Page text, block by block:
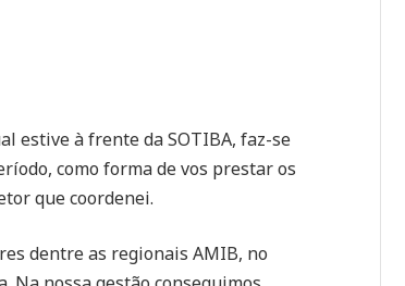
estive à frente da SOTIBA, faz-se
como forma de vos prestar os
que coordenei.
dentre as regionais AMIB, no